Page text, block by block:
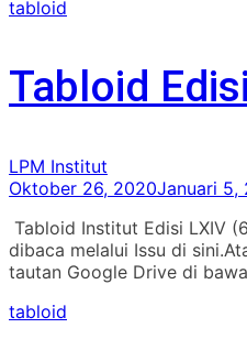
tabloid
Tabloid
LPM Institut
Oktober 26, 2020Januari 5,
Tabloid Institut Edisi LXIV
dibaca melalui Issu di
tautan Google Drive di
tabloid